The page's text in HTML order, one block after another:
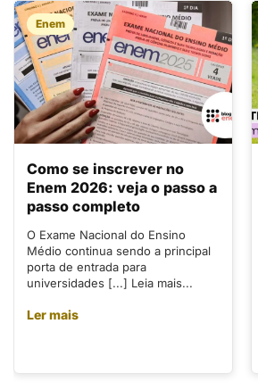
Enem
Como se inscrever no
Enem 2026: veja o passo a
passo completo
O Exame Nacional do Ensino
Médio continua sendo a principal
porta de entrada para
universidades [...] Leia mais...
Ler mais